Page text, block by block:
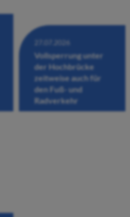
27.07.2026
Vollsperrung unter
der Hochbrücke
zeitweise auch für
den Fuß- und
Radverkehr